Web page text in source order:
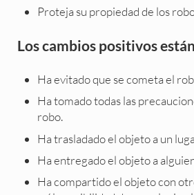
Proteja su propiedad de los
Los cambios positivos
Ha evitado que se cometa el
Ha tomado todas las
robo.
Ha trasladado el objeto a un
Ha entregado el objeto a
Ha compartido el objeto con